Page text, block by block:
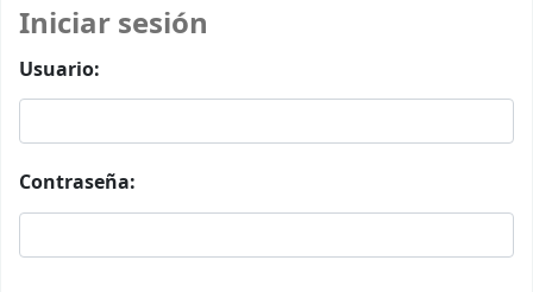
Iniciar sesión
Usuario:
Contraseña: